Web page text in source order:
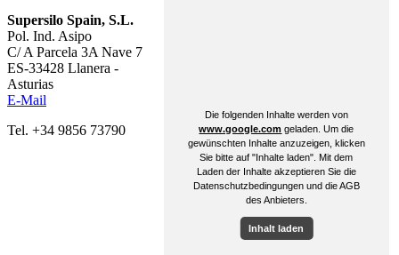
Supersilo Spain, S.L.
Pol. Ind. Asipo
C/ A Parcela 3A Nave 7
ES-33428 Llanera -
Asturias
E-Mail
Tel. +34 9856 73790